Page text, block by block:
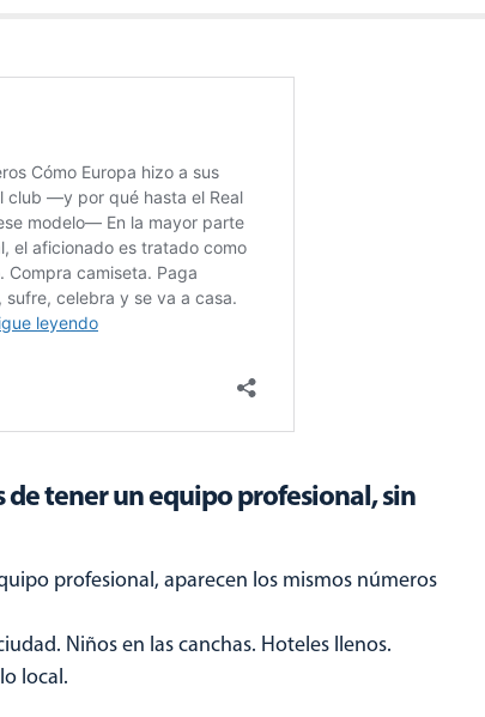
tener un equipo profesional, sin
profesional, aparecen los mismos números
Niños en las canchas. Hoteles llenos.
local.